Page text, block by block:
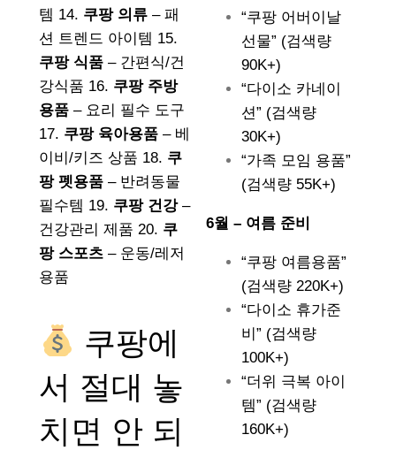
템 14. 쿠팡 의류 – 패
션 트렌드 아이템 15.
쿠팡 식품 – 간편식/건
강식품 16. 쿠팡 주방
용품 – 요리 필수 도구
17. 쿠팡 육아용품 – 베
이비/키즈 상품 18. 쿠
팡 펫용품 – 반려동물
필수템 19. 쿠팡 건강–
건강관리 제품 20. 쿠
팡 스포츠 – 운동/레저
용품
쿠팡에
서 절대 놓
치면 안 되
“쿠팡 어버이날
선물” (검색량
90K+)
“다이소 카네이
션” (검색량
30K+)
“가족 모임 용품”
(검색량 55K+)
6월 – 여름 준비
“쿠팡 여름용품”
(검색량 220K+)
“다이소 휴가준
비” (검색량
100K+)
“더위 극복 아이
템” (검색량
160K+)